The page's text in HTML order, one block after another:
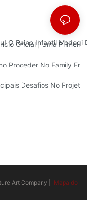
Notícias
O Reino Infantil
Oficial | Uma
Em Um Centro
Proceder No Family
No Design De
Desafios No
Art Company |
Mapa do